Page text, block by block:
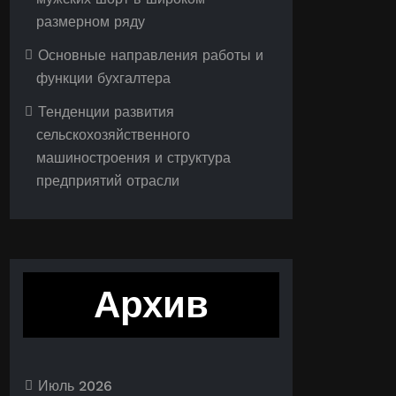
размерном ряду
Основные направления работы и
функции бухгалтера
Тенденции развития
сельскохозяйственного
машиностроения и структура
предприятий отрасли
Архив
Июль 2026